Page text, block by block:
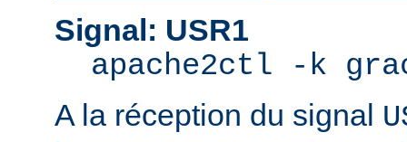
Signal: USR1
apache2ctl -k
A la réception du signal